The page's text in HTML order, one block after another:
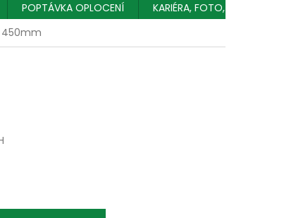
POPTÁVKA OPLOCENÍ
KARIÉRA, FOTO, ČLÁNKY
450mm